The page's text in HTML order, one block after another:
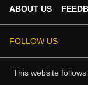
ABOUT US
FOLLOW US
This website